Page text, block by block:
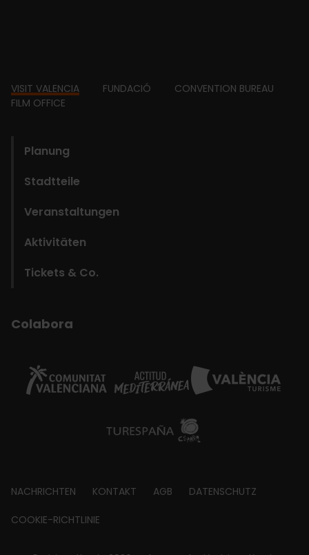
Footer
VISIT VALENCIA FUNDACIÓ
CONVENTION BUREAU
FILM OFFICE
Planung
Stadtteile
Veranstaltungen
Aktivitäten
Tickets & Co.
Colabora
Footer
about
NACHRICHTEN KONTAKT AGB DATENSCHUTZ
COOKIE-RICHTLINIE